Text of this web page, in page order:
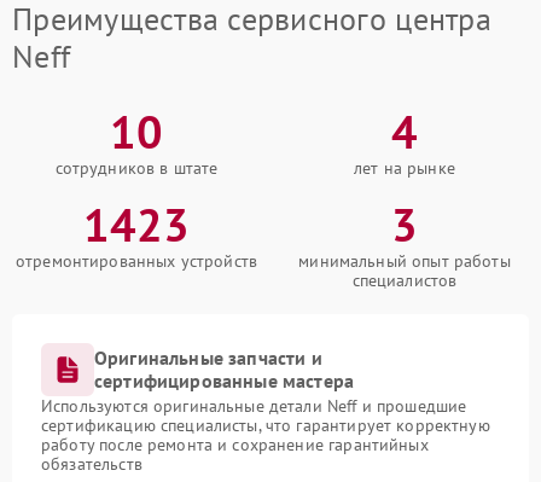
Преимущества сервисного центра
Neff
10
сотрудников в штате
4
лет на рынке
1423
отремонтированных устройств
3
минимальный опыт работы
специалистов
Оригинальные запчасти и
сертифицированные мастера
Используются оригинальные детали Neff и прошедшие
сертификацию специалисты, что гарантирует корректную
работу после ремонта и сохранение гарантийных
обязательств